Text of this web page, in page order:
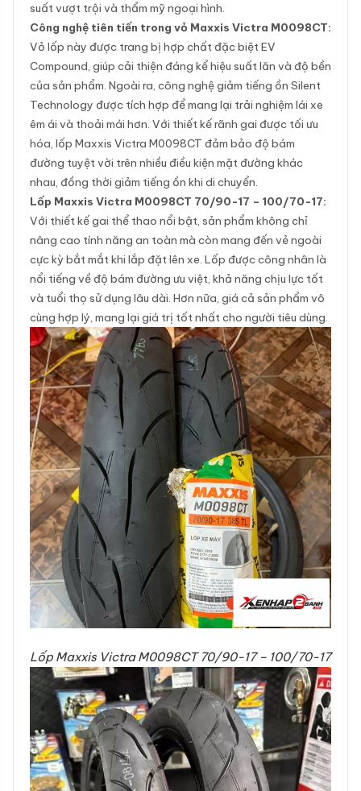
suất vượt trội và thẩm mỹ ngoại hình.
Công nghệ tiên tiến trong vỏ Maxxis Victra M0098CT:
Vỏ lốp này được trang bị hợp chất đặc biệt EV
Compound, giúp cải thiện đáng kể hiệu suất lăn và độ bền
của sản phẩm. Ngoài ra, công nghệ giảm tiếng ồn Silent
Technology được tích hợp để mang lại trải nghiệm lái xe
êm ái và thoải mái hơn. Với thiết kế rãnh gai được tối ưu
hóa, lốp Maxxis Victra M0098CT đảm bảo độ bám
đường tuyệt vời trên nhiều điều kiện mặt đường khác
nhau, đồng thời giảm tiếng ồn khi di chuyển.
Lốp Maxxis Victra M0098CT 70/90-17 – 100/70-17:
Với thiết kế gai thể thao nổi bật, sản phẩm không chỉ
nâng cao tính năng an toàn mà còn mang đến vẻ ngoài
cực kỳ bắt mắt khi lắp đặt lên xe. Lốp được công nhân là
nổi tiếng về độ bám đường ưu việt, khả năng chịu lực tốt
và tuổi thọ sử dụng lâu dài. Hơn nữa, giá cả sản phẩm vô
cùng hợp lý, mang lại giá trị tốt nhất cho người tiêu dùng.
Lốp Maxxis Victra M0098CT 70/90-17 – 100/70-17